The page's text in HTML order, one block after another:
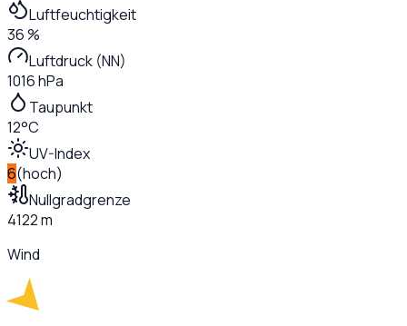
Luftfeuchtigkeit
36 %
Luftdruck (NN)
1016 hPa
Taupunkt
12°C
UV-Index
6(hoch)
Nullgradgrenze
4122 m
Wind